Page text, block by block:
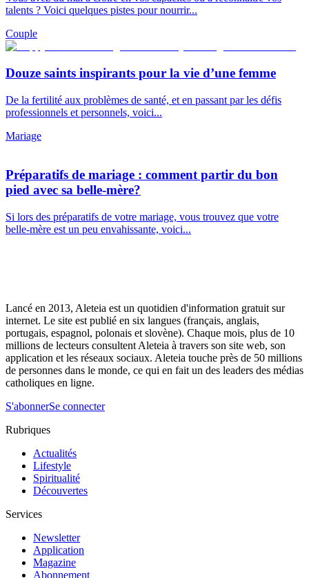
talents ? Voici quelques pistes pour nourrir...
Couple
Douze saints inspirants pour la vie d’une femme
De la fertilité aux problèmes de santé, et en passant par les défis
professionnels et personnels, voici...
Mariage
Préparatifs de mariage : comment partir du bon
pied avec sa belle-mère?
Si lors des préparatifs de votre mariage, vous trouvez que votre
belle-mère est un peu envahissante, voici...
Lancé en 2013, Aleteia est un quotidien d'information gratuit sur
internet. Le site est publié en six langues (français, anglais,
portugais, espagnol, polonais et slovène). Chaque mois, plus de 10
millions de lecteurs consultent Aleteia à travers son site web, son
application et les réseaux sociaux. Aleteia touche près de 50 millions
de personnes dans le monde, ce qui en fait un des leaders des médias
catholiques en ligne.
S'abonnerSe connecter
Rubriques
Actualités
Lifestyle
Spiritualité
Découvertes
Services
Newsletter
Application
Magazine
Abonnement